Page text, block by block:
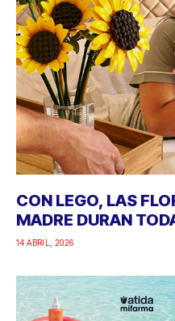
CON LEGO, LAS
MADRE DURAN
14 ABRIL, 2026